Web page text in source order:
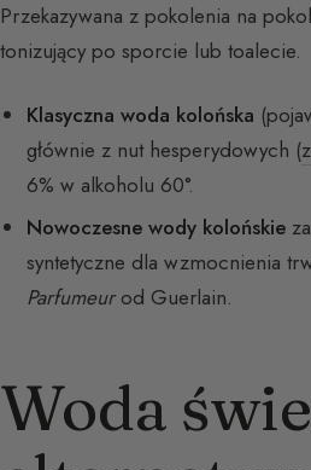
Przekazywana z pokolenia na
tonizujący po sporcie lub toalecie.
Klasyczna woda kolońska
głównie z nut hesperydowych (
6% w alkoholu 60°.
Nowoczesne wody kolońskie
syntetyczne dla wzmocnienia
Parfumeurod Guerlain.
Woda